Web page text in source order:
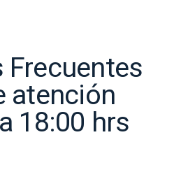
Frecuentes
atención
18:00 hrs